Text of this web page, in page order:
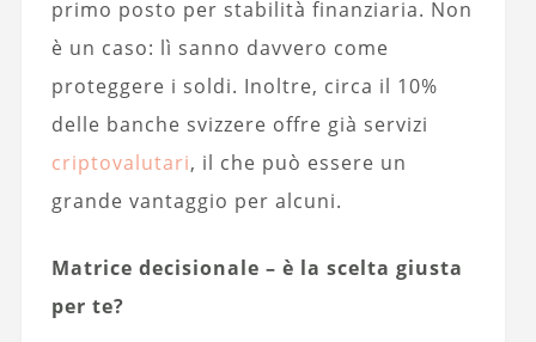
primo posto per stabilità finanziaria. Non
è un caso: lì sanno davvero come
proteggere i soldi. Inoltre, circa il 10%
delle banche svizzere offre già servizi
criptovalutari, il che può essere un
grande vantaggio per alcuni.
Matrice decisionale – è la scelta giusta
per te?